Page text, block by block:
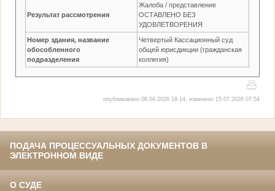
Результат рассмотрения
Жалоба / представление
ОСТАВЛЕНО БЕЗ
УДОВЛЕТВОРЕНИЯ
Номер здания, название
обособленного
подразделения
Четвертый Кассационный суд
общей юрисдикции (гражданская
коллегия)
опубликовано 08.04.2026 18:14, изменено 15.07.2026 07:54
ПОДАЧА ПРОЦЕССУАЛЬНЫХ ДОКУМЕНТОВ В
ЭЛЕКТРОННОМ ВИДЕ
О СУДЕ